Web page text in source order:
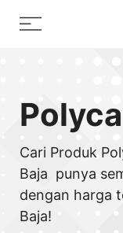
Menu
Cari Produk
Baja punya
dengan harga
Baja!